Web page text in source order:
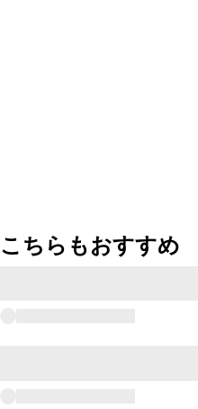
こちらもおすすめ